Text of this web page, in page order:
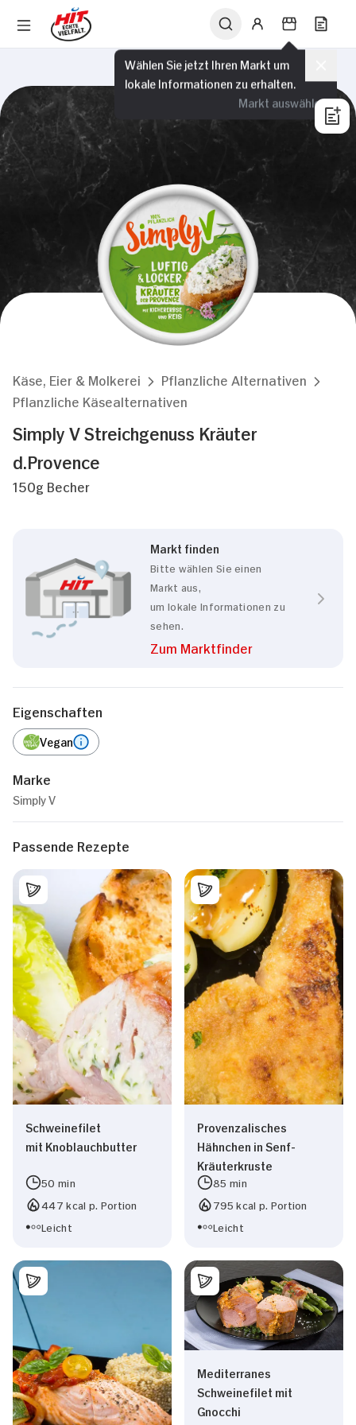
Wählen Sie jetzt Ihren Markt um
lokale Informationen zu erhalten.
Markt auswählen
Käse, Eier & Molkerei
Pflanzliche Alternativen
Pflanzliche Käsealternativen
Simply V Streichgenuss Kräuter
d.Provence
150g Becher
Markt finden
Bitte wählen Sie einen
Markt aus,
um lokale Informationen zu
sehen.
Zum Marktfinder
Eigenschaften
Vegan
Marke
Simply V
Passende Rezepte
Schweinefilet
mit Knoblauchbutter
50 min
447 kcal p. Portion
Leicht
Provenzalisches
Hähnchen in Senf-
Kräuterkruste
85 min
795 kcal p. Portion
Leicht
Mediterranes
Schweinefilet mit
Gnocchi